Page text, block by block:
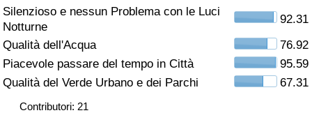
Silenzioso e nessun Problema con le Luci
Notturne
92.31
Qualità dell'Acqua
76.92
Piacevole passare del tempo in Città
95.59
Qualità del Verde Urbano e dei Parchi
67.31
Contributori: 21
Indice di inquinamento
Indice dell’Inquinamento per Nazione
Traffico